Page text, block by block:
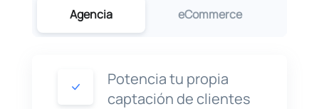
Agencia eCommerce
Potencia tu propia
captación de clientes